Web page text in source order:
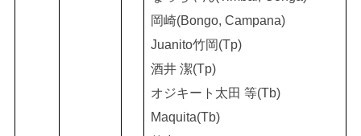
岡崎(Bongo, Campana)
Juanito竹岡(Tp)
酒井 潔(Tp)
オジキート太田 等(Tb)
Maquita(Tb)